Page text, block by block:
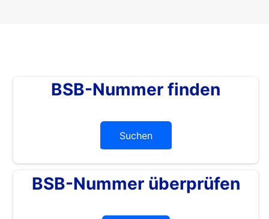
BSB-Nummer finden
Suchen
BSB-Nummer überprüfen